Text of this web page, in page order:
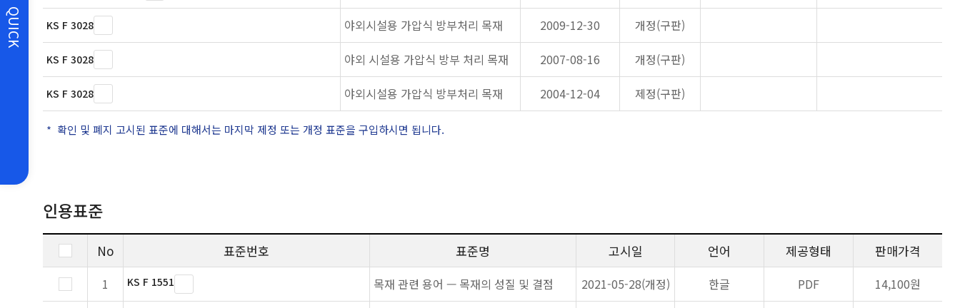
QUICK KS F 3028 야외시설용 가압식 방부처리 목재 2009-12-30 개정(구판)
KS F 3028 야외 시설용 가압식 방부 처리 목재 2007-08-16 개정(구판)
KS F 3028 야외시설용 가압식 방부처리 목재 2004-12-04 제정(구판)
확인 및 폐지 고시된 표준에 대해서는 마지막 제정 또는 개정 표준을 구입하시면 됩니다.
인용표준
No 표준번호 표준명 고시일 언어 제공형태 판매가격
1 KS F 1551 목재 관련 용어 — 목재의 성질 및 결점 2021-05-28(개정) 한글 PDF 14,100원